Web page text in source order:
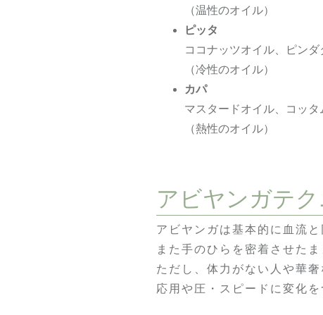
（温性のオイル）
ピッタ
ココナッツオイル、ピンダ
（冷性のオイル）
カパ
マスタードオイル、コッ
（熱性のオイル）
アビヤンガテ
アビヤンガは基本的に血流
また手のひらを密着させた
ただし、体力がない人や華
応用や圧・スピードに変化